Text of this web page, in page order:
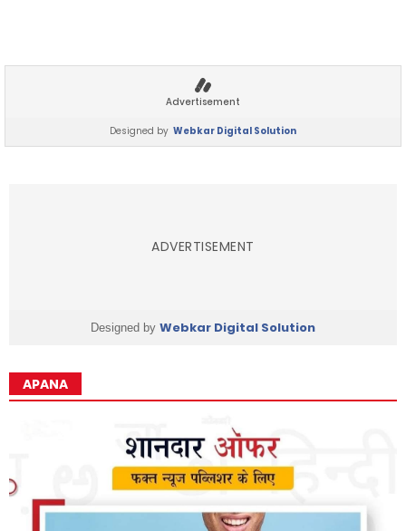
Advertisement
Designed by Webkar Digital Solution
ADVERTISEMENT
Designed by Webkar Digital Solution
APANA